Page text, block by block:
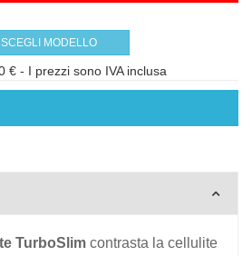
SCEGLI MODELLO
€ - I prezzi sono IVA inclusa
TurboSlim contrasta la cellulite